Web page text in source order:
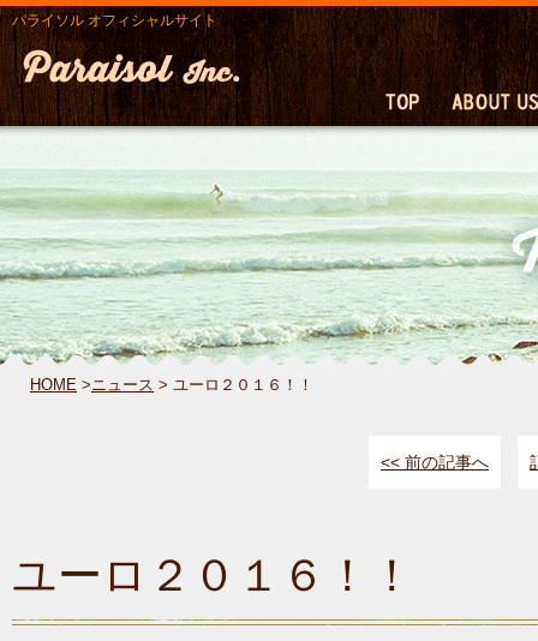
パライソル オフィシャルサイト
HOME >ニュース > ユーロ２０１６！！
<< 前の記事へ
ユーロ２０１６！！